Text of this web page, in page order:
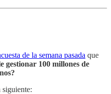
de la semana pasada que
gestionar 100 millones de
siguiente: